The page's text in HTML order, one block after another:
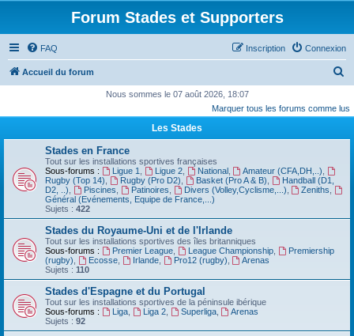
Forum Stades et Supporters
FAQ Connexion
Inscription
Accueil du forum
c
e
Nous sommes le 07 août 2026, 18:07
Marquer tous les forums comme lus
Les Stades
Stades en France
Tout sur les installations sportives françaises
Sous-forums :
Ligue 1 Ligue 2, National, Amateur (CFA,DH,..)
Rugby (Top 14)
Rugby (Pro D2) Basket (Pro A & B)
Handball (D1,
D2, ..)
Piscines Patinoires Divers (Volley,Cyclisme,...) Zeniths
Général (Evénements, Equipe de France,...)
Sujets : 422
Stades du Royaume-Uni et de l'Irlande
Tout sur les installations sportives des îles britanniques
Sous-forums :
Premier League, League Championship,
Premiership
(rugby)
Ecosse, Irlande, Pro12 (rugby)
Arenas
Sujets : 110
Stades d'Espagne et du Portugal
Tout sur les installations sportives de la péninsule ibérique
Sous-forums :
Liga, Liga 2, Superliga,
Arenas
Sujets : 92